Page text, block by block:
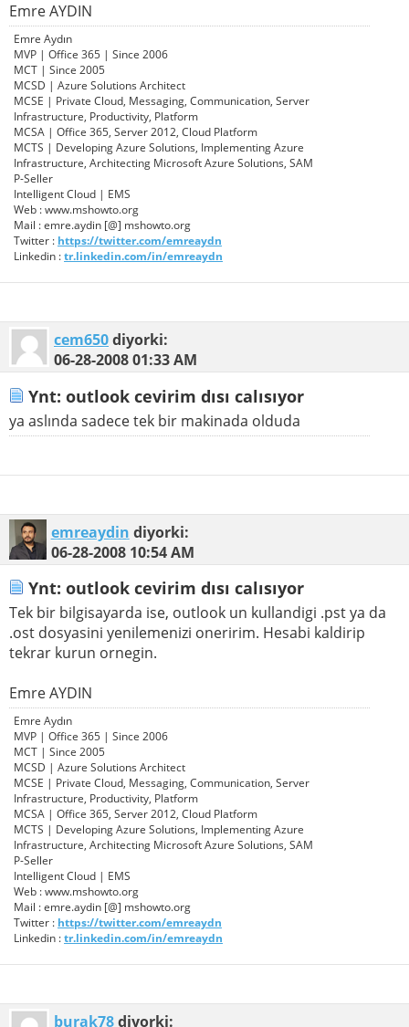
Emre AYDIN
Emre Aydın
MVP | Office 365 | Since 2006
MCT | Since 2005
MCSD | Azure Solutions Architect
MCSE | Private Cloud, Messaging, Communication, Server
Infrastructure, Productivity, Platform
MCSA | Office 365, Server 2012, Cloud Platform
MCTS | Developing Azure Solutions, Implementing Azure
Infrastructure, Architecting Microsoft Azure Solutions, SAM
P-Seller
Intelligent Cloud | EMS
Web : www.mshowto.org
Mail : emre.aydin [@] mshowto.org
Twitter : https://twitter.com/emreaydn
Linkedin :tr.linkedin.com/in/emreaydn
cem650diyorki:
06-28-200801:33 AM
Ynt: outlook cevirim dısı calısıyor
ya aslında sadece tek bir makinada olduda
emreaydin diyorki:
06-28-2008 10:54 AM
Ynt: outlook cevirim dısı calısıyor
Tek bir bilgisayarda ise, outlook un kullandigi .pst ya da
.ost dosyasini yenilemenizi oneririm. Hesabi kaldirip
tekrar kurun ornegin.
Emre AYDIN
Emre Aydın
MVP | Office 365 | Since 2006
MCT | Since 2005
MCSD | Azure Solutions Architect
MCSE | Private Cloud, Messaging, Communication, Server
Infrastructure, Productivity, Platform
MCSA | Office 365, Server 2012, Cloud Platform
MCTS | Developing Azure Solutions, Implementing Azure
Infrastructure, Architecting Microsoft Azure Solutions, SAM
P-Seller
Intelligent Cloud | EMS
Web : www.mshowto.org
Mail : emre.aydin [@] mshowto.org
Twitter : https://twitter.com/emreaydn
Linkedin :tr.linkedin.com/in/emreaydn
burak78diyorki: